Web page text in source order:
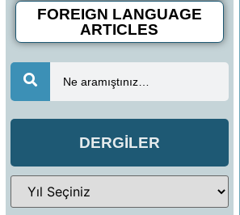
FOREIGN LANGUAGE
ARTICLES
Ne aramıştınız…
DERGİLER